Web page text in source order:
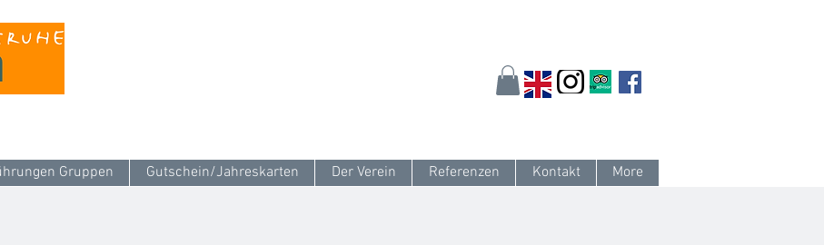
Gruppen Gutschein/Jahreskarten Der Verein Referenzen Kontakt More